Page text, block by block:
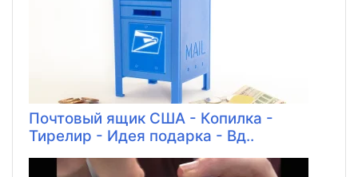
Почтовый ящик США - Копилка -
Тирелир - Идея подарка - Вд..